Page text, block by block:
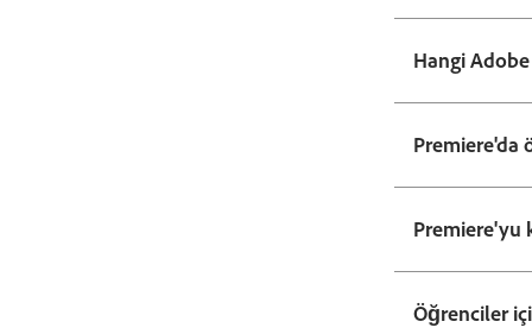
Hangi
Premiere'da
Premiere'yu
Öğrenciler